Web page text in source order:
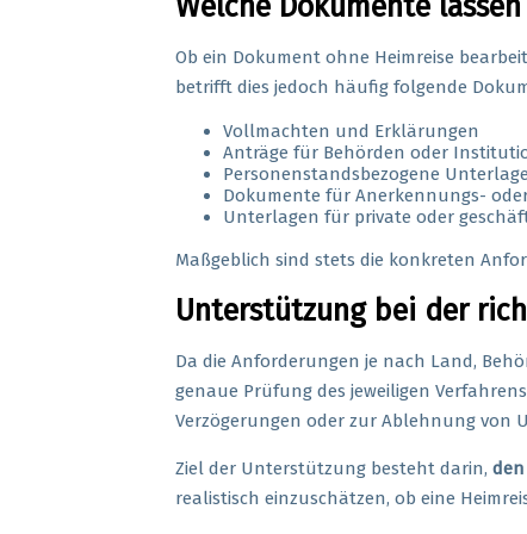
Welche Dokumente
Ob ein Dokument ohne Heimreise
betrifft dies jedoch häufig folgende
Vollmachten und Erklärungen
Anträge für Behörden oder
Personenstandsbezogene
Dokumente für Anerkennungs-
Unterlagen für private oder
Maßgeblich sind stets die konkreten
Unterstützung bei der
Da die Anforderungen je nach Land,
genaue Prüfung des jeweiligen
Verzögerungen oder zur Ablehnung von
Ziel der Unterstützung besteht darin,
realistisch einzuschätzen, ob eine